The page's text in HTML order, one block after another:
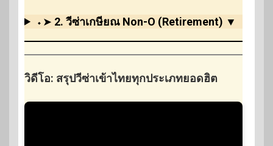
⬩➤ 2. วีซ่าเกษียณ Non-O (Retirement) ▼
วิดีโอ: สรุปวีซ่าเข้าไทยทุกประเภทยอดฮิต